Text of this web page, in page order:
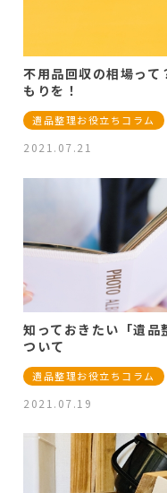
不用品回収の相場っ
もりを！
遺品整理お役立ちコラム
2021.07.21
知っておきたい「遺品
ついて
遺品整理お役立ちコラム
2021.07.19